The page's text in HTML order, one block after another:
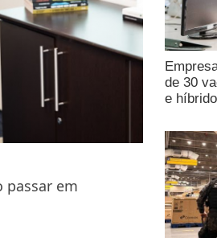
passar em
de 30
e híbrido